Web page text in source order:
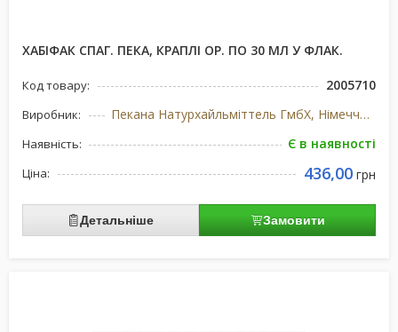
ХАБІФАК СПАГ. ПЕКА, КРАПЛІ ОР. ПО 30 МЛ У ФЛАК.
Код товару: 2005710
Виробник: Пекана Натурхайльміттель ГмбХ, Німеччина
Наявність: Є в наявності
Ціна: 436,00 грн
Детальніше Замовити